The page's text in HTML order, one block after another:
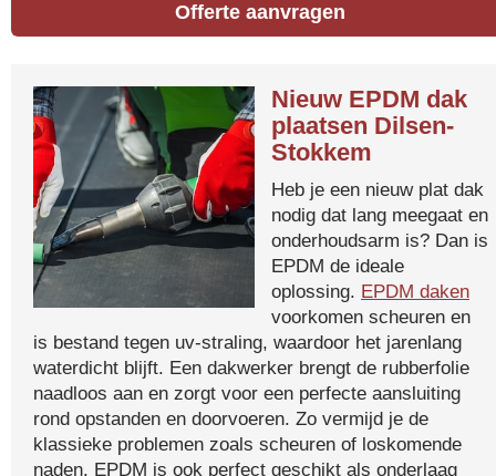
Offerte aanvragen
Nieuw EPDM dak
plaatsen Dilsen-
Stokkem
Heb je een nieuw plat dak
nodig dat lang meegaat en
onderhoudsarm is? Dan is
EPDM de ideale
oplossing. EPDM daken
voorkomen scheuren en
is bestand tegen uv-straling, waardoor het jarenlang
waterdicht blijft. Een dakwerker brengt de rubberfolie
naadloos aan en zorgt voor een perfecte aansluiting
rond opstanden en doorvoeren. Zo vermijd je de
klassieke problemen zoals scheuren of loskomende
naden. EPDM is ook perfect geschikt als onderlaag